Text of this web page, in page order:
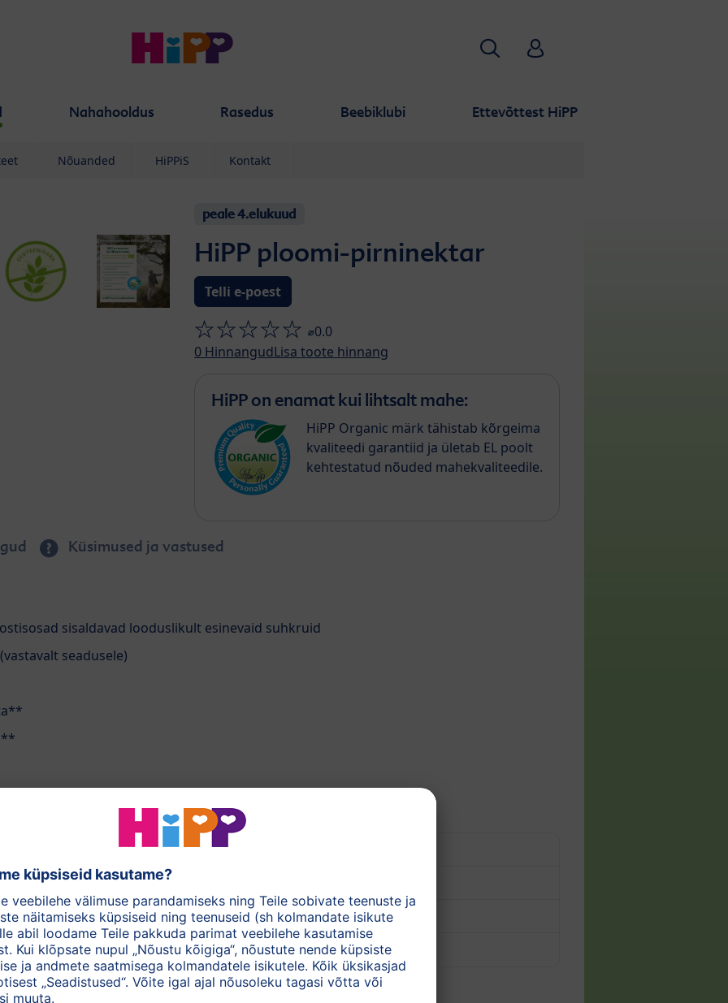
Nahahooldus Rasedus Beebiklubi Ettevõttest HiPP
Otsi HiPP Babyclub
Nõuanded HiPPiS Kontakt
peale 4.elukuud
HiPP ploomi-pirninektar
Telli e-poest
⌀0.0
0 HinnangudLisa toote hinnang
HiPP on enamat kui lihtsalt mahe:
HiPP Organic märk tähistab kõrgeima
kvaliteedi garantiid ja ületab EL poolt
kehtestatud nõuded mahekvaliteedile.
Küsimused ja vastused
sisaldavad looduslikult esinevaid suhkruid
seadusele)
Hommikul, Keskpäeval, Pärastlõunal, Õhtul, Söögikordade vahel
Pirn, Ploom
Vaata toote etiketti (PDF)